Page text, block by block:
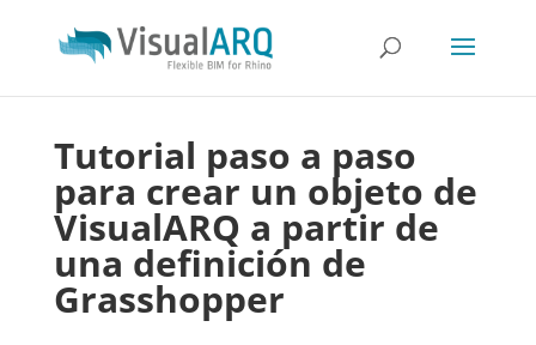
Tutorial paso a paso
para crear un objeto de
VisualARQ a partir de
una definición de
Grasshopper